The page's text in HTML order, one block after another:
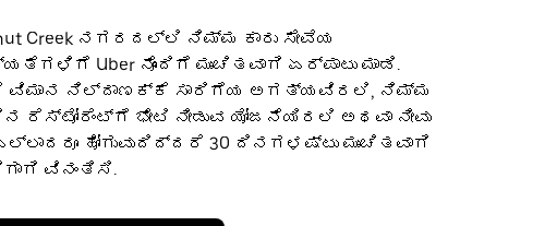
Creek ನಗರದಲ್ಲಿ ನಿಮ್ಮ ಕಾರು ಸೇವೆಯ
Uber ನೊಂದಿಗೆ ಮುಂಚಿತವಾಗಿ ಏರ್ಪಾಟು ಮಾಡಿ.
ವಿಮಾನ ನಿಲ್ದಾಣಕ್ಕೆ ಸಾರಿಗೆಯ ಅಗತ್ಯವಿರಲಿ, ನಿಮ್ಮ
ರೆಸ್ಟೋರೆಂಟ್‌ಗೆ ಭೇಟಿ ನೀಡುವ ಯೋಜನೆಯಿರಲಿ ಅಥವಾ ನೀವು
ಹೋಗುವುದಿದ್ದರೆ 30 ದಿನಗಳಷ್ಟು ಮುಂಚಿತವಾಗಿ
ವಿನಂತಿಸಿ.